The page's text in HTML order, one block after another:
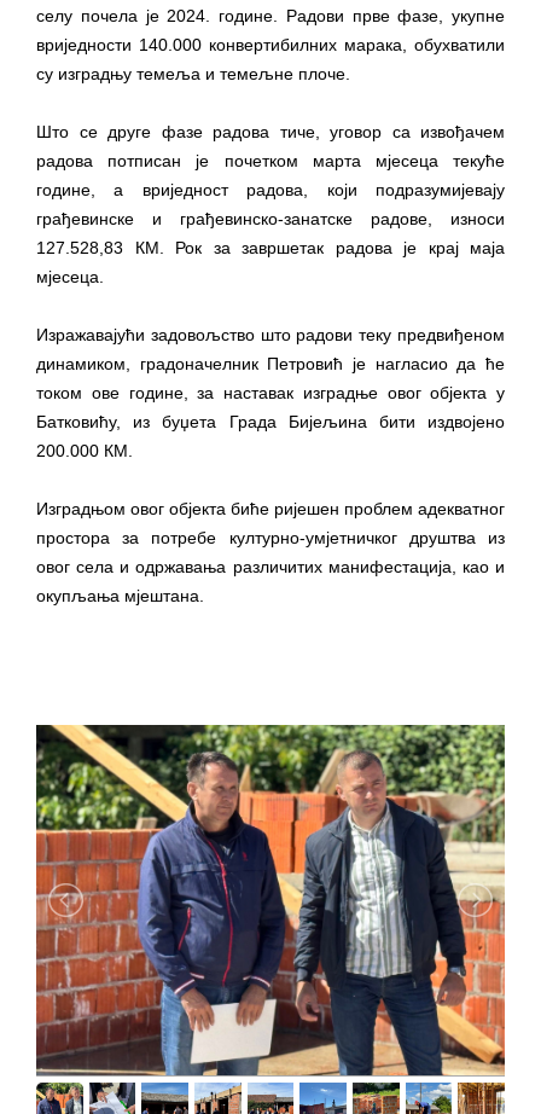
селу почела је 2024. године. Радови прве фазе, укупне
вриједности 140.000 конвертибилних марака, обухватили
су изградњу темеља и темељне плоче.
Што се друге фазе радова тиче, уговор са извођачем
радова потписан је почетком марта мјесеца текуће
године, а вриједност радова, који подразумијевају
грађевинске и грађевинско-занатске радове, износи
127.528,83 КМ. Рок за завршетак радова је крај маја
мјесеца.
Изражавајући задовољство што радови теку предвиђеном
динамиком, градоначелник Петровић је нагласио да ће
током ове године, за наставак изградње овог објекта у
Батковићу, из буџета Града Бијељина бити издвојено
200.000 КМ.
Изградњом овог објекта биће ријешен проблем адекватног
простора за потребе културно-умјетничког друштва из
овог села и одржавања различитих манифестација, као и
окупљања мјештана.